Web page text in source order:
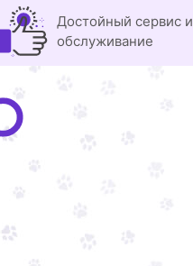
Достойный сервис и
обслуживание